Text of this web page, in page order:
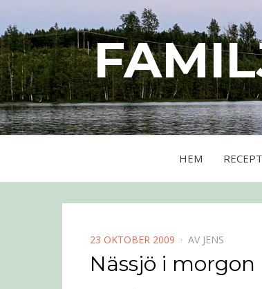
HEM RECEPT
PUBLICERAD
DEN
23 OKTOBER 2009 AV JENS
Nässjö i morgon